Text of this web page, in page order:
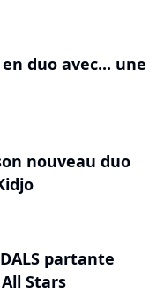
duo avec... une
nouveau duo
partante
Stars